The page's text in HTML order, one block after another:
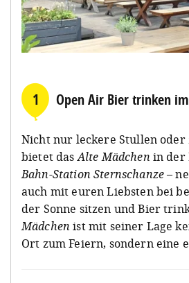
1 Open Air Bier trinken
Nicht nur leckere Stullen oder
bietet dasAlte Mädchen in der
Bahn-Station Sternschanze–
auch mit euren Liebsten bei
der Sonne sitzen und Bier
Mädchen ist mit seiner Lage
Ort zum Feiern, sondern eine